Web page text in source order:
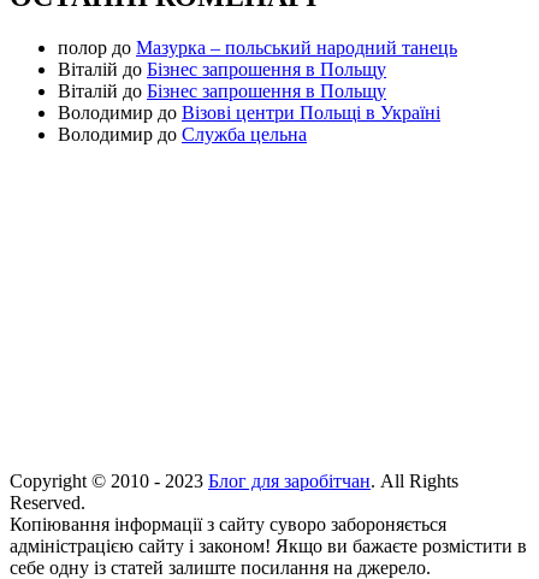
полор до Мазурка – польський народний танець
Віталій до Бізнес запрошення в Польщу
Віталій до Бізнес запрошення в Польщу
Володимир до Візові центри Польщі в Україні
Володимир до Служба цельна
Copyright © 2010 - 2023 Блог для заробітчан. All Rights
Reserved.
Копіювання інформації з сайту суворо забороняється
адміністрацією сайту і законом! Якщо ви бажаєте розмістити в
себе одну із статей залиште посилання на джерело.